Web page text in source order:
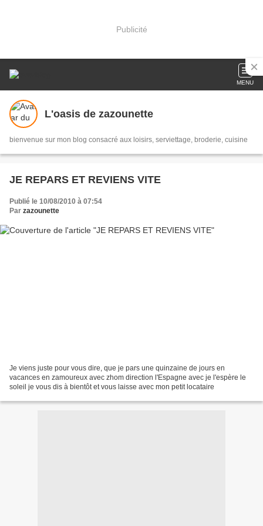
Publicité
MENU
L'oasis de zazounette
bienvenue sur mon blog consacré aux loisirs, serviettage, broderie, cuisine
JE REPARS ET REVIENS VITE
Publié le 10/08/2010 à 07:54
Par zazounette
Je viens juste pour vous dire, que je pars une quinzaine de jours en
vacances en zamoureux avec zhom direction l'Espagne avec je l'espère le
soleil je vous dis à bientôt et vous laisse avec mon petit locataire